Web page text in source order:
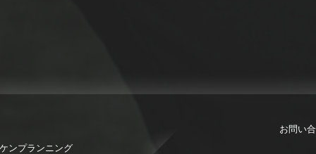
ンプランニング
お問い